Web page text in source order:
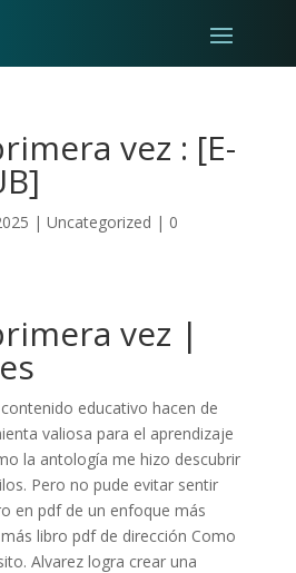
vez : [E-
| Uncategorized | 0
vez |
educativo hacen de
valiosa para el aprendizaje
la antología me hizo descubrir
Pero no pude evitar sentir
en pdf de un enfoque más
libro pdf de dirección Como
Alvarez logra crear una